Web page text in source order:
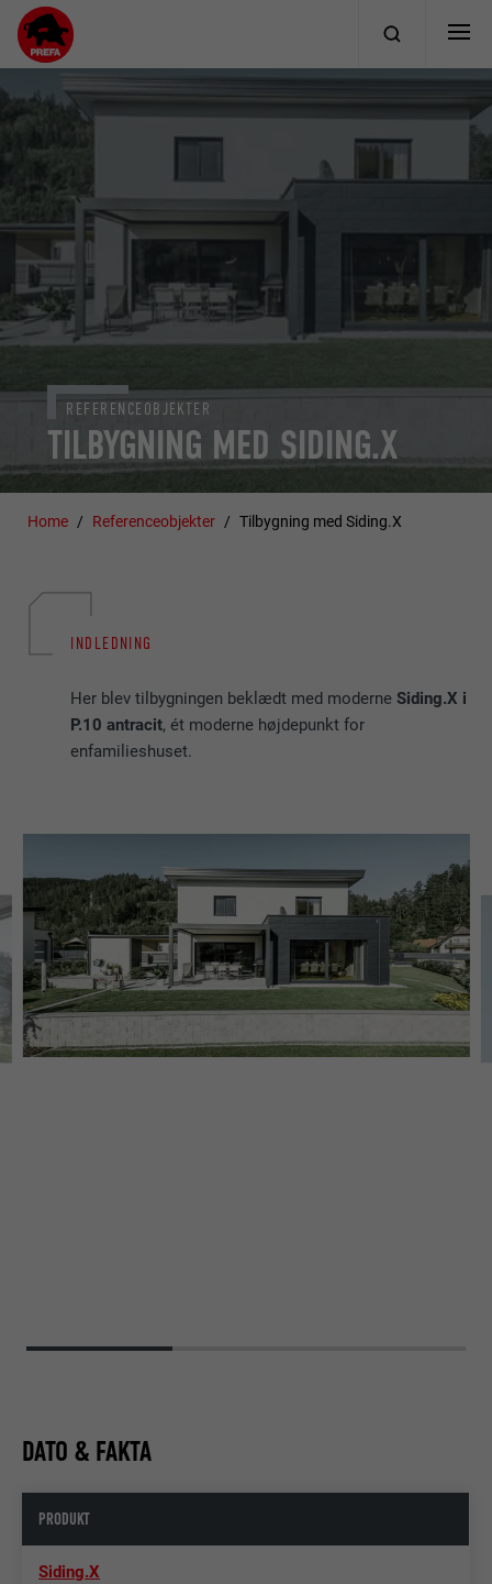
TILBYGNING MED SIDING.X
REFERENCEOBJEKTER
Home Referenceobjekter Tilbygning med Siding.X
INDLEDNING
Her blev tilbygningen beklædt med moderneSiding.X i
P.10 antracit, ét moderne højdepunkt for
enfamilieshuset.
DATO & FAKTA
PRODUKT
Siding.X